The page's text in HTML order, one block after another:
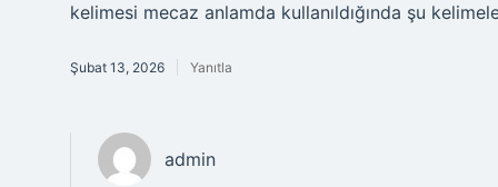
kelimesi mecaz anlamda kullanıldığında şu
Şubat 13, 2026 Yanıtla
admin